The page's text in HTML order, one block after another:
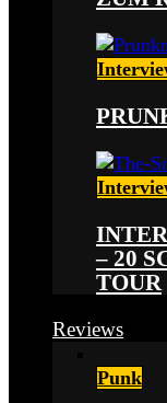
– 20
TOUR
Reviews
Punk